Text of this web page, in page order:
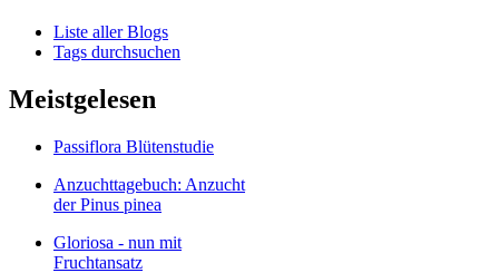
Liste aller Blogs
Tags durchsuchen
Meistgelesen
Passiflora Blütenstudie
Anzuchttagebuch: Anzucht
der Pinus pinea
Gloriosa - nun mit
Fruchtansatz